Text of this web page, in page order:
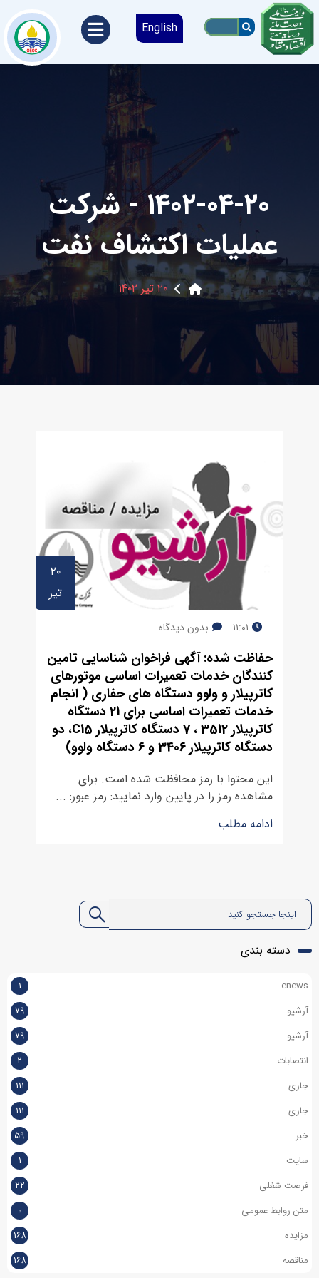
English
۱۴۰۲-۰۴-۲۰ - شرکت
عملیات اکتشاف نفت
۲۰ تیر ۱۴۰۲
۲۰
تیر
۱۱:۰۱ بدون دیدگاه
حفاظت شده: آگهی فراخوان شناسایی تامین
کنندگان خدمات تعمیرات اساسی موتورهای
کاترپیلار و ولوو دستگاه های حفاری ( انجام
خدمات تعمیرات اساسی برای 21 دستگاه
کاترپیلار 3512 ، 7 دستگاه کاترپیلار C15، دو
دستگاه کاترپیلار 3406 و 6 دستگاه ولوو)
این محتوا با رمز محافظت شده است. برای
مشاهده رمز را در پایین وارد نمایید: رمز عبور: ...
ادامه مطلب
دسته بندی
enews
۱
آرشیو
۷۹
آرشیو
۷۹
انتصابات
۲
جاری
۱۱۱
جاری
۱۱۱
خبر
۵۹
سایت
۱
فرصت شغلی
۲۲
متن روابط عمومی
۰
مزایده
۱۶۸
مناقصه
۱۶۸